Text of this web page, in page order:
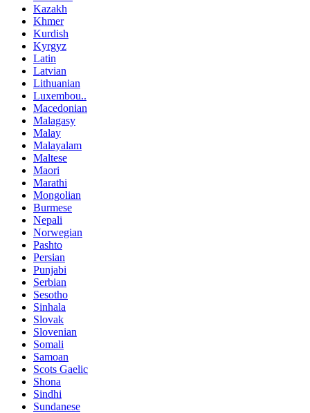
Kazakh
Khmer
Kurdish
Kyrgyz
Latin
Latvian
Lithuanian
Luxembou..
Macedonian
Malagasy
Malay
Malayalam
Maltese
Maori
Marathi
Mongolian
Burmese
Nepali
Norwegian
Pashto
Persian
Punjabi
Serbian
Sesotho
Sinhala
Slovak
Slovenian
Somali
Samoan
Scots Gaelic
Shona
Sindhi
Sundanese